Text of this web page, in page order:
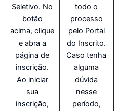
Seletivo. No
botão
acima, clique
e abra a
página de
inscrição.
Ao iniciar
sua
inscrição,
todo o
processo
pelo Portal
do Inscrito.
Caso tenha
alguma
dúvida
nesse
período,